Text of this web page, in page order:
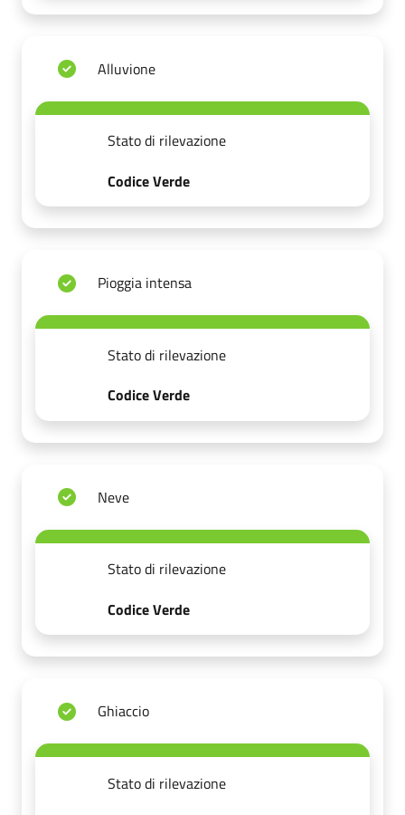
Alluvione
Stato di rilevazione
Codice Verde
Pioggia intensa
Stato di rilevazione
Codice Verde
Neve
Stato di rilevazione
Codice Verde
Ghiaccio
Stato di rilevazione